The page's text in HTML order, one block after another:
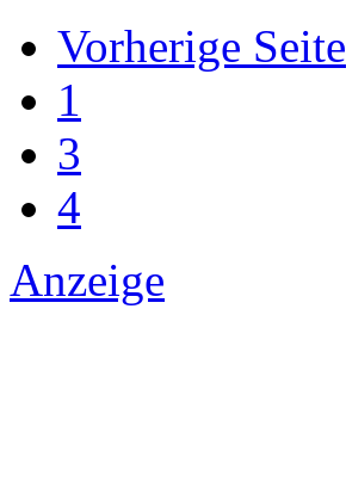
Vorherige Seite
1
3
4
Anzeige